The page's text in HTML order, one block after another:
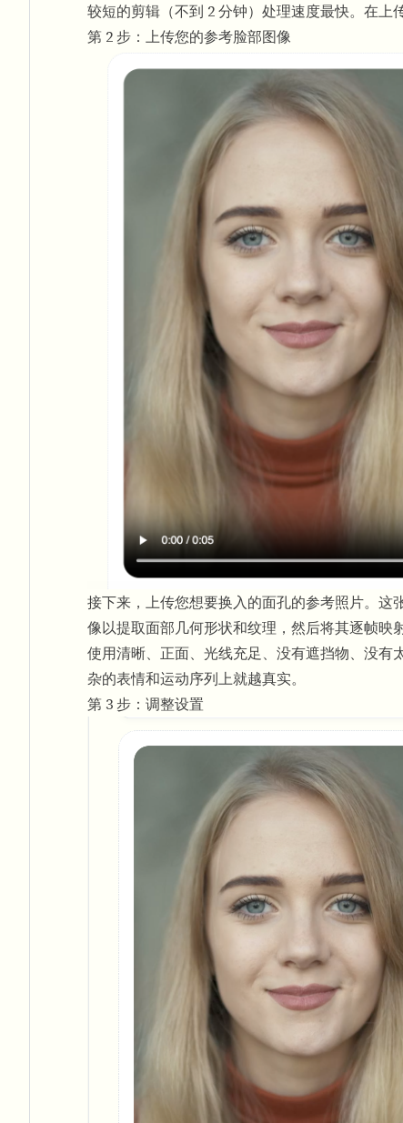
较短的剪辑（不到 2 分钟）处理速度最快。在上
第 2 步：上传您的参考脸部图像
接下来，上传您想要换入的面孔的参考照片。
像以提取面部几何形状和纹理，然后将其逐帧映
使用清晰、正面、光线充足、没有遮挡物、没有
杂的表情和运动序列上就越真实。
第 3 步：调整设置